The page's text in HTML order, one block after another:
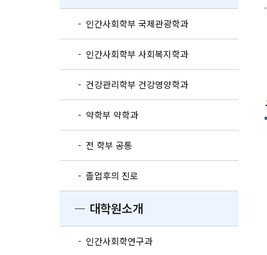
- 인간사회학부 국제관광학과
- 인간사회학부 사회복지학과
- 건강관리학부 건강영양학과
- 약학부 약학과
- 전 학부 공통
- 졸업후의 진로
― 대학원소개
- 인간사회학연구과